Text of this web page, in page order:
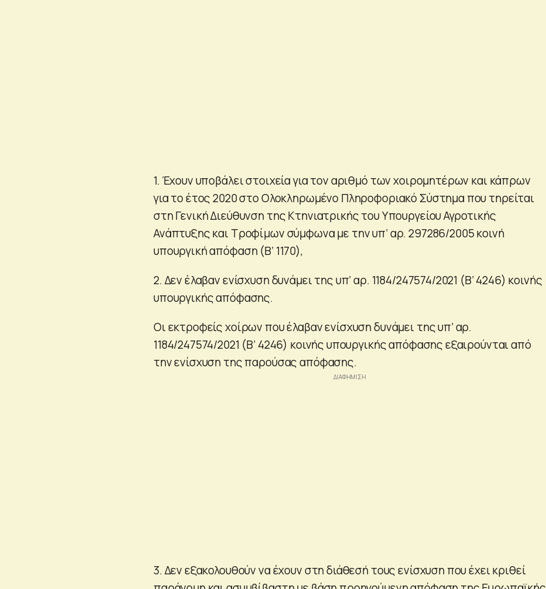
1. Έχουν υποβάλει στοιχεία για τον αριθμό των χοιρομητέρων και κάπρων
για το έτος 2020 στο Ολοκληρωμένο Πληροφοριακό Σύστημα που τηρείται
στη Γενική Διεύθυνση της Κτηνιατρικής του Υπουργείου Αγροτικής
Ανάπτυξης και Τροφίμων σύμφωνα με την υπ’ αρ. 297286/2005 κοινή
υπουργική απόφαση (Β’ 1170),
2. Δεν έλαβαν ενίσχυση δυνάμει της υπ’ αρ. 1184/247574/2021 (Β’ 4246) κοινής
υπουργικής απόφασης.
Οι εκτροφείς χοίρων που έλαβαν ενίσχυση δυνάμει της υπ’ αρ.
1184/247574/2021 (Β’ 4246) κοινής υπουργικής απόφασης εξαιρούνται από
την ενίσχυση της παρούσας απόφασης.
3. Δεν εξακολουθούν να έχουν στη διάθεσή τους ενίσχυση που έχει κριθεί